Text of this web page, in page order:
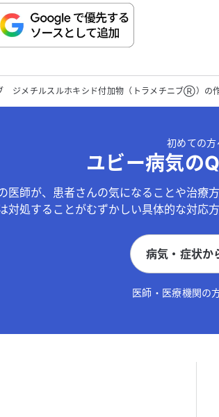
。氏名やご自身の病気の詳細などの個人情報は入れない
ジメチルスルホキシド付加物（トラメチニブⓇ）の作
初めての方
ユビー病気の
医師が、患者さんの気になることや治療
対処することがむずかしい具体的な対応
病気・症状か
医師・医療機関の